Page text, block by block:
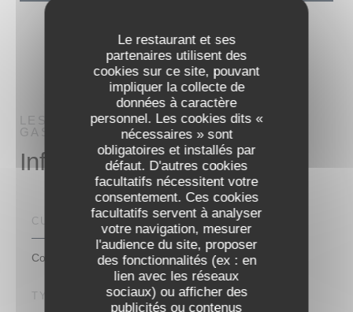
Le restaurant et ses
partenaires utilisent des
cookies sur ce site, pouvant
impliquer la collecte de
données à caractère
personnel. Les cookies dits «
nécessaires » sont
obligatoires et installés par
défaut. D'autres cookies
facultatifs nécessitent votre
consentement. Ces cookies
facultatifs servent à analyser
votre navigation, mesurer
l'audience du site, proposer
des fonctionnalités (ex : en
lien avec les réseaux
sociaux) ou afficher des
publicités ou contenus
LES REFLETSRESTAURANT
GASTRONOMIQUELA ROCHE SUR YON
Infos pratiques
CUISINE
Contemporaine
TYPE DE RESTAURANT